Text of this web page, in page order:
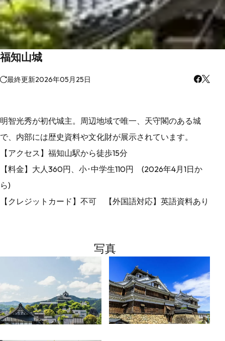
福知山城
最終更新2026年05月25日
明智光秀が初代城主。周辺地域で唯一、天守閣のある城
で、内部には歴史資料や文化財が展示されています。
【アクセス】福知山駅から徒歩15分
【料金】大人360円、小･中学生110円 (2026年4月1日か
ら)
【クレジットカード】不可 【外国語対応】英語資料あり
写真